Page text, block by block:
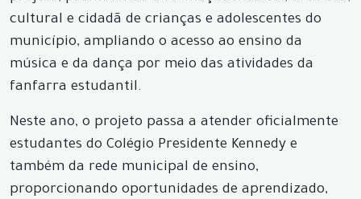
cultural e cidadã de crianças e adolescentes do
município, ampliando o acesso ao ensino da
música e da dança por meio das atividades da
fanfarra estudantil.
Neste ano, o projeto passa a atender oficialmente
estudantes do Colégio Presidente Kennedy e
também da rede municipal de ensino,
proporcionando oportunidades de aprendizado,